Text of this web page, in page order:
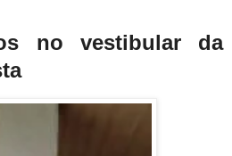
no vestibular da